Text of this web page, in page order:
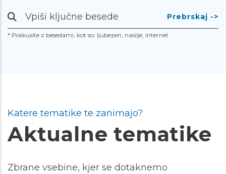
Prebrskaj
-
* Poskusite z besedami, kot so: ljubezen, nasilje, internet
Katere tematike te zanimajo?
Aktualne tematike
Zbrane vsebine, kjer se dotaknemo